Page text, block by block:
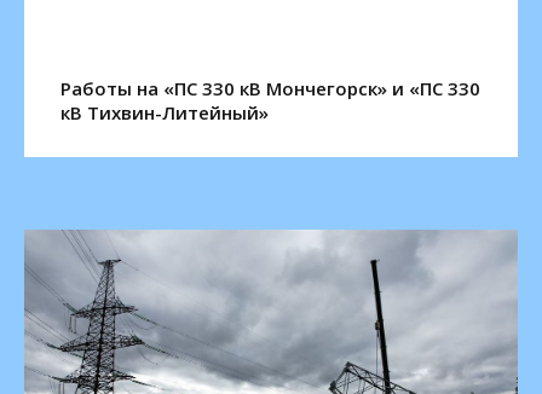
Работы на «ПС 330 кВ Мончегорск» и «ПС 330
кВ Тихвин-Литейный»